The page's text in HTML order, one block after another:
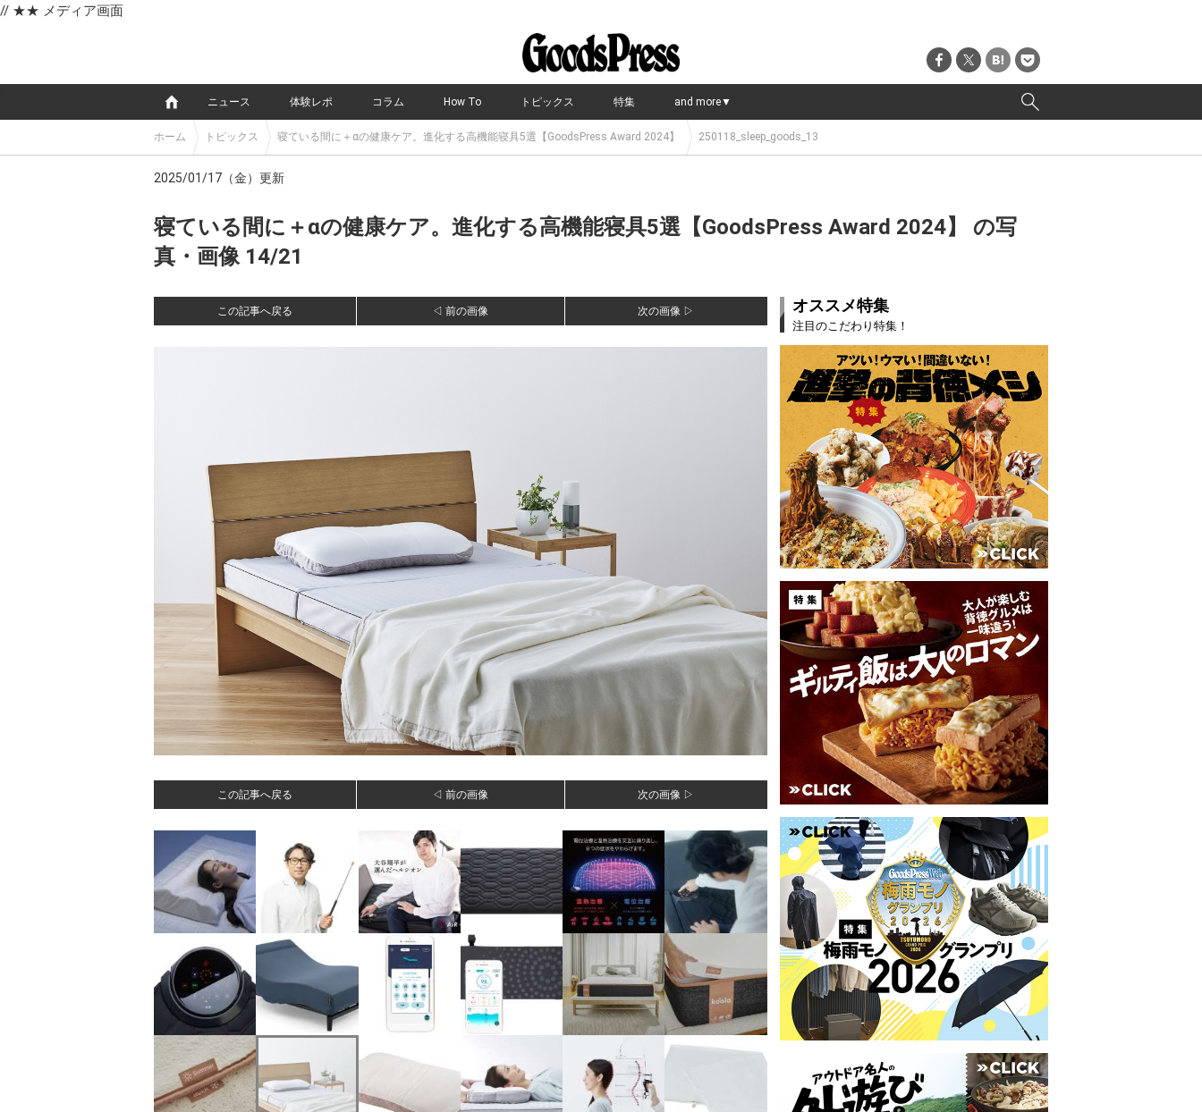
// ★★ メディア画面
ニュース 体験レポ コラム How To トピックス 特集 and more▼
ホーム トピックス 寝ている間に＋αの健康ケア。進化する高機能寝具5選【GoodsPress Award 2024】 250118_sleep_goods_13
2025/01/17（金）更新
寝ている間に＋αの健康ケア。進化する高機能寝具5選【GoodsPress Award 2024】 の写
真・画像 14/21
この記事へ戻る ◁ 前の画像 次の画像 ▷
この記事へ戻る ◁ 前の画像 次の画像 ▷
オススメ特集
注目のこだわり特集！